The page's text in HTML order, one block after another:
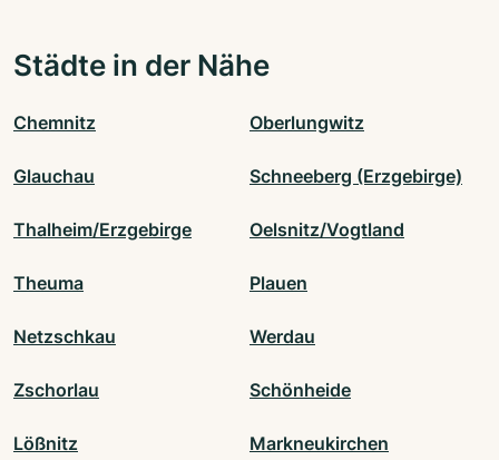
Städte in der Nähe
Chemnitz Oberlungwitz
Glauchau Schneeberg (Erzgebirge)
Thalheim/Erzgebirge Oelsnitz/Vogtland
Theuma Plauen
Netzschkau Werdau
Zschorlau Schönheide
Lößnitz Markneukirchen